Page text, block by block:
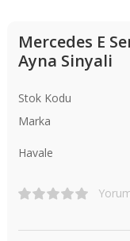
Mercedes E
Ayna Sinyali
Stok Kodu
Marka
Havale